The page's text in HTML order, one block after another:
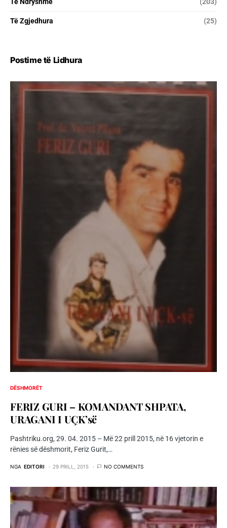
Të Ndryshme (203)
Të Zgjedhura (25)
Postime të Lidhura
DËSHMORËT
FERIZ GURI – KOMANDANT SHPATA,
URAGANI I UÇK’së
Pashtriku.org, 29. 04. 2015 – Më 22 prill 2015, në 16 vjetorin e
rënies së dëshmorit, Feriz Gurit,…
NGA EDITORI 29 PRILL, 2015 NO COMMENTS